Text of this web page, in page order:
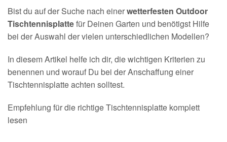
Bist du auf der Suche nach einerwetterfesten Outdoor
Tischtennisplattefür Deinen Garten und benötigst Hilfe
bei der Auswahl der vielen unterschiedlichen Modellen?
In diesem Artikel helfe ich dir, die wichtigen Kriterien zu
benennen und worauf Du bei der Anschaffung einer
Tischtennisplatte achten solltest.
Empfehlung für die richtige Tischtennisplatte komplett
lesen